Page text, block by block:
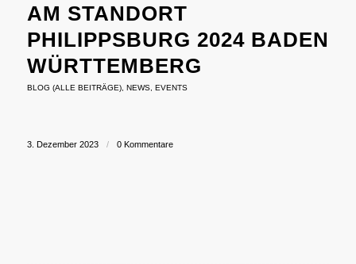
STANDORT PH
ILIPPSBURG 2024 BADEN WÜ
RTTEMBERG
BLOG (ALLE BEITRÄGE), NEWS, EVENTS
3. Dezember 2023 / 0 Kommentare